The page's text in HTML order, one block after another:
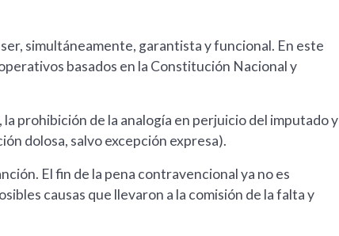
simultáneamente, garantista y funcional. En este
basados en la Constitución Nacional y
prohibición de la analogía en perjuicio del imputado y
dolosa, salvo excepción expresa).
El fin de la pena contravencional ya no es
causas que llevaron a la comisión de la falta y